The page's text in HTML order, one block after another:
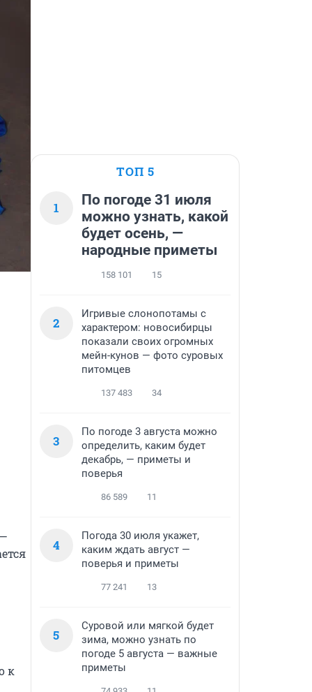
к
ТОП 5
1
По погоде 31 июля
можно узнать, какой
будет осень, —
народные приметы
158 101 15
2
Игривые слонопотамы с
характером: новосибирцы
показали своих огромных
мейн-кунов — фото суровых
питомцев
137 483 34
3
По погоде 3 августа можно
определить, каким будет
декабрь, — приметы и
поверья
86 589 11
4
Погода 30 июля укажет,
каким ждать август —
поверья и приметы
77 241 13
5
Суровой или мягкой будет
зима, можно узнать по
погоде 5 августа — важные
приметы